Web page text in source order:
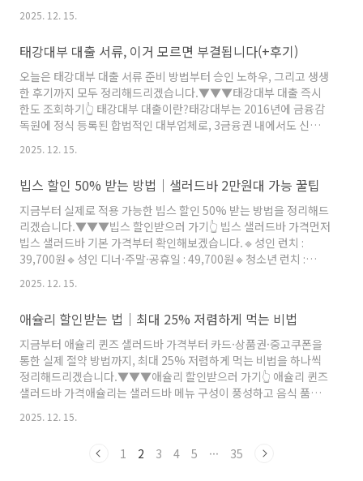
특징이며, 신용점수가 다소 낮은 분도 충분히 가능성이 있습니다. 모
정소득으로 심사할 수 있어 저신용자에게 적합합니다. 승인 후 당일
입금이 가능해 빠른 자금 확보에 유리합니다.🔹신청자격 : 만 30세
이상(직장인은 20세부터 가능), NICE 350점 이상🔹대출한도 : 310
만원 ~ 500만원🔹대출금리 : 연 6.9% ~ 19..
2025. 12. 15.
태강대부 대출 서류, 이거 모르면 부결됩니다(+후기)
오늘은 태강대부 대출 서류 준비 방법부터 승인 노하우, 그리고 생생
한 후기까지 모두 정리해드리겠습니다.▼▼▼태강대부 대출 즉시
한도 조회하기👆​ 태강대부 대출이란?태강대부는 2016년에 금융감
독원에 정식 등록된 합법적인 대부업체로, 3금융권 내에서도 신뢰도
이 완화되어 있고, 승인 속도가 빠르다는 장점이 있습니다. 특히 직
군이 신청할 수 있습니다. 대출 심사는 자동화 시스템과 전문 심사팀
을 병행해 진행되어, 신용점수가 낮아도 소득이 확인되면 승인 가능
성이 높습니다. 태강대부 대출 자격태강대부 대출은 자격 조건이 까
다롭지 않지만, 최소한의 기준은 충족해야 심사에 통과할 수 있..
2025. 12. 15.
빕스 할인 50% 받는 방법│샐러드바 2만원대 가능 꿀팁
지금부터 실제로 적용 가능한 빕스 할인 50% 받는 방법을 정리해드
리겠습니다.▼▼▼빕스 할인받으러 가기👆​ 빕스 샐러드바 가격먼저
빕스 샐러드바 기본 가격부터 확인해보겠습니다.🔹성인 런치 :
39,700원🔹성인 디너·주말·공휴일 : 49,700원🔹청소년 런치 :
17,700원🔹미취학 어린이 : 9,100원🔹36개월 이하 : 무료모든 금
금이 자동 적용됩니다. 성인 기준으로 평일은 약 4만원, 주말에는 5
만원 가까이 되므로, 빕스 할인을 미리 준비하지 않으면 외식비 부담
이 커집니다. 특히 스테이크 메뉴는 샐러드바 요금에 포함되지 않고
별도로 결제해야 하므..
2025. 12. 15.
애슐리 할인받는 법│최대 25% 저렴하게 먹는 비법
지금부터 애슐리 퀸즈 샐러드바 가격부터 카드·상품권·중고쿠폰을
통한 실제 절약 방법까지, 최대 25% 저렴하게 먹는 비법을 하나씩
정리해드리겠습니다.▼▼▼애슐리 할인받으러 가기👆​ 애슐리 퀸즈
샐러드바 가격애슐리는 샐러드바 메뉴 구성이 풍성하고 음식 품질
면서 체감 가격이 예전보다 높게 느껴지기도 합니다. 현재 애슐리 퀸
치 19,900원 / 평일 디너 25,900원 / 주말·공휴일 27,900원🔹초등
2025. 12. 15.
1 2 3 4 5 ··· 35